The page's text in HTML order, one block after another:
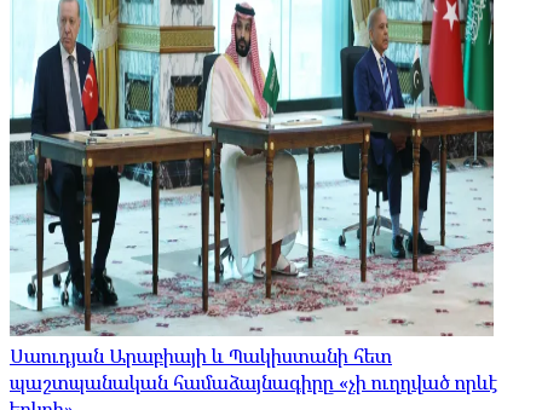
Սաուդյան Արաբիայի և Պակիստանի հետ
պաշտպանական համաձայնագիրը «չի ուղղված որևէ